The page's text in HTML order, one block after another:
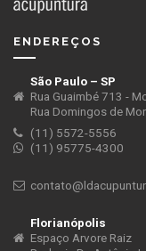
ENDEREÇOS
São Paulo – SP
Rua Guaimbé 713 -
Rua Domingos de
(11) 5572-5556
(11) 95775-4300
Florianópolis
Espaço Arvore Raiz